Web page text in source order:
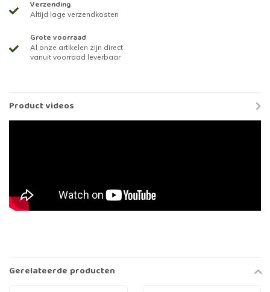
Verzending
Altijd lage verzendkosten
Grote voorraad
Al onze artikelen zijn direct
vanuit voorraad leverbaar
Product videos
Gerelateerde producten